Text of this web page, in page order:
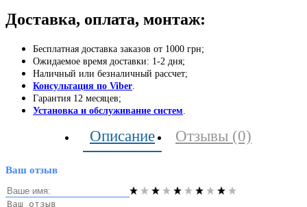
Доставка, оплата, монтаж:
Бесплатная доставка заказов от 1000 грн;
Ожидаемое время доставки: 1-2 дня;
Наличный или безналичный рассчет;
Консультация по Viber
Гарантия 12 месяцев;
Установка и обслуживание систем
Описание Отзывы (0)
Ваш отзыв